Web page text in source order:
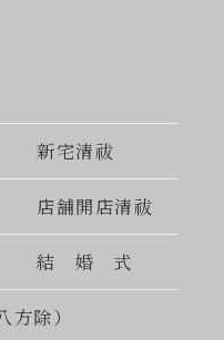
新宅清祓
店舗開店清祓
結 婚 式
除）